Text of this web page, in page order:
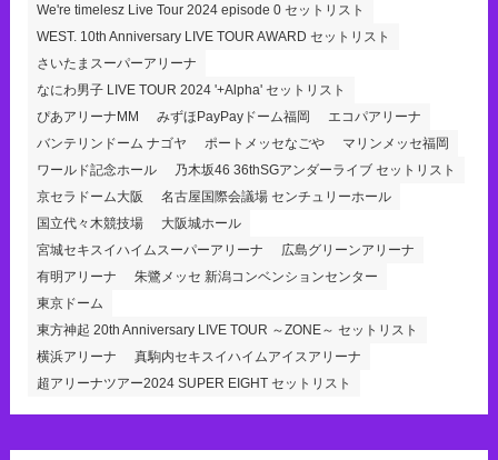
We're timelesz Live Tour 2024 episode 0 セットリスト
WEST. 10th Anniversary LIVE TOUR AWARD セットリスト
さいたまスーパーアリーナ
なにわ男子 LIVE TOUR 2024 '+Alpha' セットリスト
ぴあアリーナMM
みずほPayPayドーム福岡
エコパアリーナ
バンテリンドーム ナゴヤ
ポートメッセなごや
マリンメッセ福岡
ワールド記念ホール
乃木坂46 36thSGアンダーライブ セットリスト
京セラドーム大阪
名古屋国際会議場 センチュリーホール
国立代々木競技場
大阪城ホール
宮城セキスイハイムスーパーアリーナ
広島グリーンアリーナ
有明アリーナ
朱鷺メッセ 新潟コンベンションセンター
東京ドーム
東方神起 20th Anniversary LIVE TOUR ～ZONE～ セットリスト
横浜アリーナ
真駒内セキスイハイムアイスアリーナ
超アリーナツアー2024 SUPER EIGHT セットリスト